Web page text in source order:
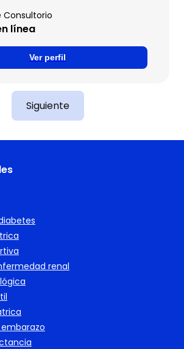
Consultorio
línea
Ver perfil
Siguiente
renal